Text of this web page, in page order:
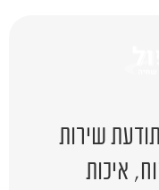
שירות
איכות